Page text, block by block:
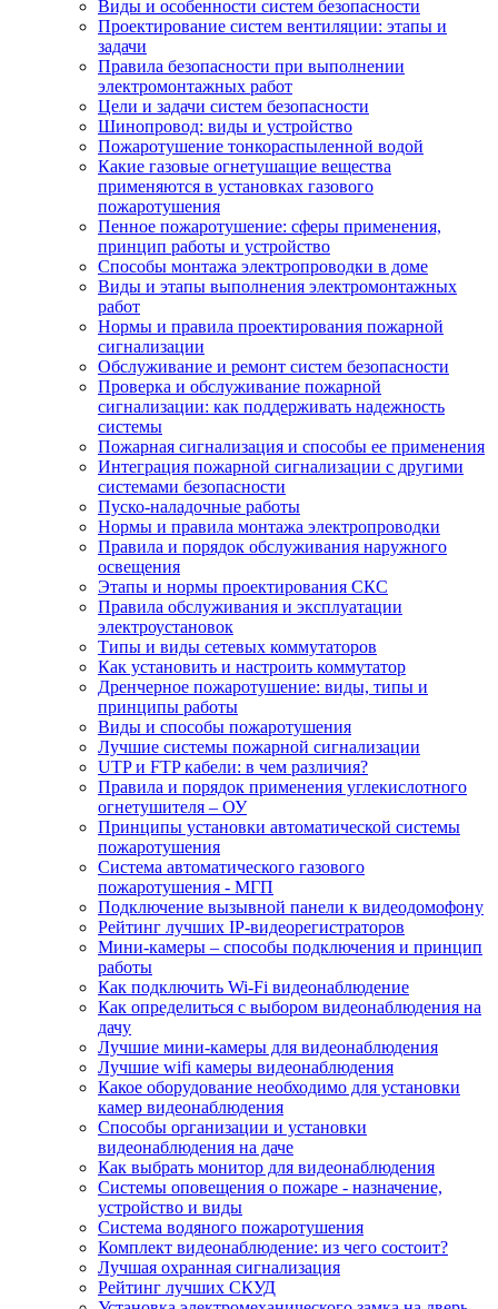
Виды и особенности систем безопасности
Проектирование систем вентиляции: этапы и
задачи
Правила безопасности при выполнении
электромонтажных работ
Цели и задачи систем безопасности
Шинопровод: виды и устройство
Пожаротушение тонкораспыленной водой
Какие газовые огнетушащие вещества
применяются в установках газового
пожаротушения
Пенное пожаротушение: сферы применения,
принцип работы и устройство
Способы монтажа электропроводки в доме
Виды и этапы выполнения электромонтажных
работ
Нормы и правила проектирования пожарной
сигнализации
Обслуживание и ремонт систем безопасности
Проверка и обслуживание пожарной
сигнализации: как поддерживать надежность
системы
Пожарная сигнализация и способы ее применения
Интеграция пожарной сигнализации с другими
системами безопасности
Пуско-наладочные работы
Нормы и правила монтажа электропроводки
Правила и порядок обслуживания наружного
освещения
Этапы и нормы проектирования СКС
Правила обслуживания и эксплуатации
электроустановок
Типы и виды сетевых коммутаторов
Как установить и настроить коммутатор
Дренчерное пожаротушение: виды, типы и
принципы работы
Виды и способы пожаротушения
Лучшие системы пожарной сигнализации
UTP и FTP кабели: в чем различия?
Правила и порядок применения углекислотного
огнетушителя – ОУ
Принципы установки автоматической системы
пожаротушения
Система автоматического газового
пожаротушения - МГП
Подключение вызывной панели к видеодомофону
Рейтинг лучших IP-видеорегистраторов
Мини-камеры – способы подключения и принцип
работы
Как подключить Wi-Fi видеонаблюдение
Как определиться с выбором видеонаблюдения на
дачу
Лучшие мини-камеры для видеонаблюдения
Лучшие wifi камеры видеонаблюдения
Какое оборудование необходимо для установки
камер видеонаблюдения
Способы организации и установки
видеонаблюдения на даче
Как выбрать монитор для видеонаблюдения
Системы оповещения о пожаре - назначение,
устройство и виды
Система водяного пожаротушения
Комплект видеонаблюдение: из чего состоит?
Лучшая охранная сигнализация
Рейтинг лучших СКУД